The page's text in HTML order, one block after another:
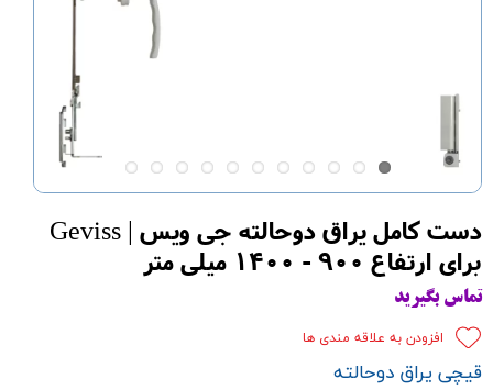
دست کامل یراق دوحالته جی ویس | Geviss
برای ارتفاع 900 - 1400 میلی متر
تماس بگیرید
قیچی یراق دوحالته
افزودن به علاقه مندی ها